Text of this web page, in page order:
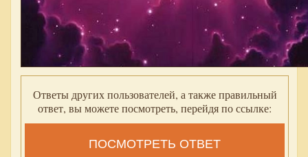
Ответы других пользователей, а также правильный
ответ, вы можете посмотреть, перейдя по ссылке:
ПОСМОТРЕТЬ ОТВЕТ